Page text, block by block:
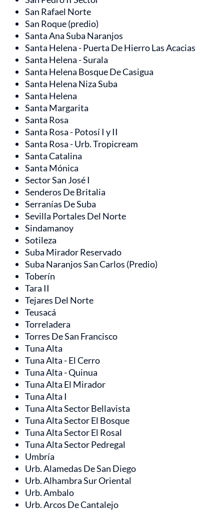
San Rafael Norte
San Roque (predio)
Santa Ana Suba Naranjos
Santa Helena - Puerta De Hierro Las Acacias
Santa Helena - Surala
Santa Helena Bosque De Casigua
Santa Helena Niza Suba
Santa Helena
Santa Margarita
Santa Rosa
Santa Rosa - Potosí I y II
Santa Rosa - Urb. Tropicream
Santa Catalina
Santa Mónica
Sector San José I
Senderos De Britalia
Serranías De Suba
Sevilla Portales Del Norte
Sindamanoy
Sotileza
Suba Mirador Reservado
Suba Naranjos San Carlos (Predio)
Toberín
Tara II
Tejares Del Norte
Teusacá
Torreladera
Torres De San Francisco
Tuna Alta
Tuna Alta - El Cerro
Tuna Alta - Quinua
Tuna Alta El Mirador
Tuna Alta I
Tuna Alta Sector Bellavista
Tuna Alta Sector El Bosque
Tuna Alta Sector El Rosal
Tuna Alta Sector Pedregal
Umbría
Urb. Alamedas De San Diego
Urb. Alhambra Sur Oriental
Urb. Ambalo
Urb. Arcos De Cantalejo